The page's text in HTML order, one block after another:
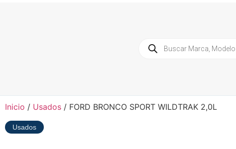
Inicio / Usados / FORD BRONCO SPORT WILDTRAK 2,0L
Usados